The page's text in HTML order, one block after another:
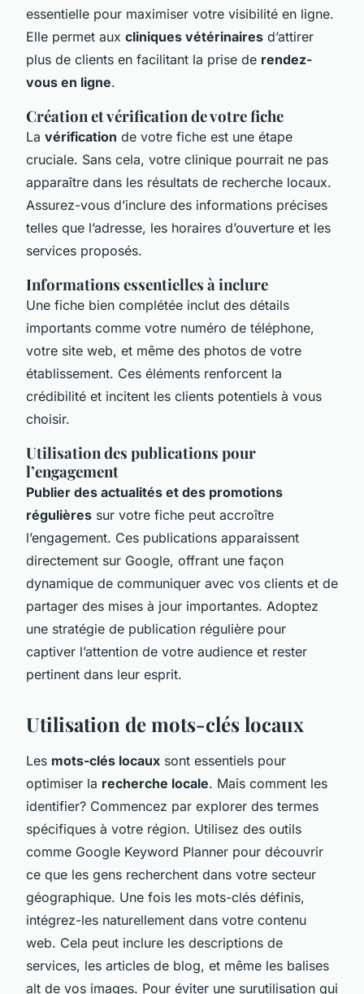
essentielle pour maximiser votre visibilité en ligne.
Elle permet aux cliniques vétérinaires d’attirer
plus de clients en facilitant la prise de rendez-
vous en ligne.
Création et vérification de votre fiche
La vérification de votre fiche est une étape
cruciale. Sans cela, votre clinique pourrait ne pas
apparaître dans les résultats de recherche locaux.
Assurez-vous d’inclure des informations précises
telles que l’adresse, les horaires d’ouverture et les
services proposés.
Informations essentielles à inclure
Une fiche bien complétée inclut des détails
importants comme votre numéro de téléphone,
votre site web, et même des photos de votre
établissement. Ces éléments renforcent la
crédibilité et incitent les clients potentiels à vous
choisir.
Utilisation des publications pour
l’engagement
Publier des actualités et des promotions
régulières sur votre fiche peut accroître
l’engagement. Ces publications apparaissent
directement sur Google, offrant une façon
dynamique de communiquer avec vos clients et de
partager des mises à jour importantes. Adoptez
une stratégie de publication régulière pour
captiver l’attention de votre audience et rester
pertinent dans leur esprit.
Utilisation de mots-clés locaux
Les mots-clés locaux sont essentiels pour
optimiser la recherche locale. Mais comment les
identifier? Commencez par explorer des termes
spécifiques à votre région. Utilisez des outils
comme Google Keyword Planner pour découvrir
ce que les gens recherchent dans votre secteur
géographique. Une fois les mots-clés définis,
intégrez-les naturellement dans votre contenu
web. Cela peut inclure les descriptions de
services, les articles de blog, et même les balises
alt de vos images. Pour éviter une surutilisation qui